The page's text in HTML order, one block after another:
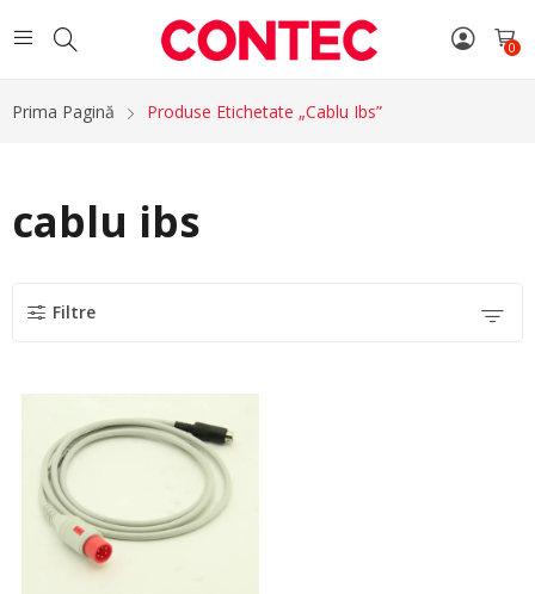
0
Prima Pagină Produse Etichetate „cablu Ibs”
cablu ibs
Filtre